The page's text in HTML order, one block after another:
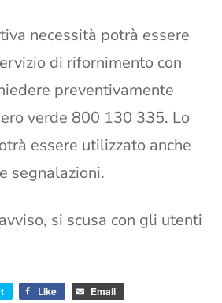
necessità potrà essere
di rifornimento con
preventivamente
verde 800 130 335. Lo
essere utilizzato anche
segnalazioni.
si scusa con gli utenti
Like Email